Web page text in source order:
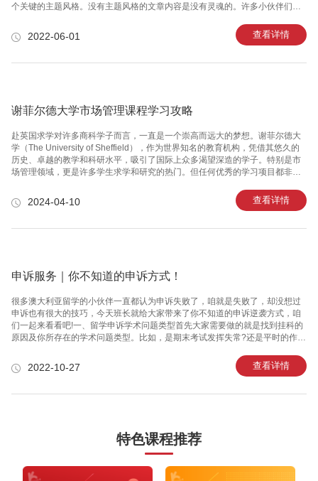
个关键的主题风格。没有主题风格的文章内容是没有灵魂的。许多小伙伴们以
间被消耗掉，在开始写assignment以前一定要明确自己的文章有确立的主题风
格/中心思想，也就是明确自身究竟要想为大伙儿详细介绍哪些或者表明一个什
的。不适当的引入会立即危害最后考试成绩，忽视引入而造成assignment重叠
2022-06-01 查看详情
谢菲尔德大学市场管理课程学习攻略
赴英国求学对许多商科学子而言，一直是一个崇高而远大的梦想。谢菲尔德大
学（The University of Sheffield），作为世界知名的教育机构，凭借其悠久的
历史、卓越的教学和科研水平，吸引了国际上众多渴望深造的学子。特别是市
场管理领域，更是许多学生求学和研究的热门。但任何优秀的学习项目都非一
攻略，帮您在这个竞争激烈的学术环境中脱颖而出。谢菲尔德大学市场管理专
业不仅注重理论知识的传授，更加强调实际操作能力的培养，还提供了广泛的
里学习好，是一个值得深思的问题。课程规划与时间管理是关键。对于市场管
2024-04-10 查看详情
申诉服务｜你不知道的申诉方式！
很多澳大利亚留学的小伙伴一直都认为申诉失败了，咱就是失败了，却没想过
申诉也有很大的技巧，今天班长就给大家带来了你不知道的申诉逆袭方式，咱
们一起来看看吧!​​​​​​​一、留学申诉学术问题类型首先大家需要做的就是找到挂科的
原因及你所存在的学术问题类型。比如，是期末考试发挥失常?还是平时的作业
甚至是被判定为了抄袭和学术行为不端(academic dishonesty including
plagiarism)?对于在悉尼大学留学学习的学生，学术诚信与学术成绩一样重要。
的严肃处理。在悉尼大学留学明令禁止各类学术不诚信的行为。澳洲大
2022-10-27 查看详情
特色课程推荐